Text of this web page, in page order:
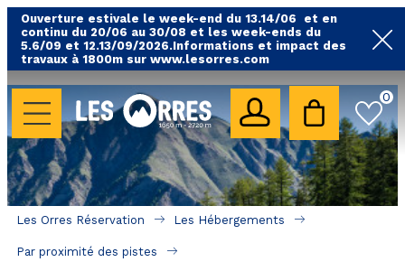
Ouverture estivale le week-end du 13.14/06 et en
continu du 20/06 au 30/08 et les week-ends du
5.6/09 et 12.13/09/2026.Informations et impact des
travaux à 1800m sur www.lesorres.com
0
LES HÉBERGEMENTS
Toutes nos locations
Hébergements avec piscine
Hébergements labellisés qualité
A proximité des remontées mécaniques ( VTT,
Les Orres Réservation Les Hébergements
Par proximité des pistes